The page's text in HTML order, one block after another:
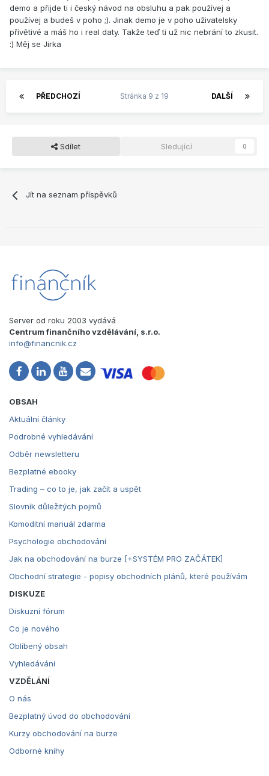
demo a přijde ti i český návod na obsluhu a pak používej a
používej a budeš v poho ;). Jinak demo je v poho uživatelsky
přívětivé a máš ho i real daty. Takže teď ti už nic nebrání to zkusit.
:) Měj se Jirka
PŘEDCHOZÍ DALŠÍ
Stránka 9 z 19
Sdílet Sledující 0
Jít na seznam příspěvků
Server od roku 2003 vydává
Centrum finančního vzdělávání, s.r.o.
info@financnik.cz
OBSAH
Aktuální články
Podrobné vyhledávání
Odběr newsletteru
Bezplatné ebooky
Trading – co to je, jak začít a uspět
Slovník důležitých pojmů
Komoditní manuál zdarma
Psychologie obchodování
Jak na obchodování na burze [+SYSTÉM PRO ZAČÁTEK]
Obchodní strategie - popisy obchodních plánů, které používám
DISKUZE
Diskuzní fórum
Co je nového
Oblíbený obsah
Vyhledávání
VZDĚLÁNÍ
O nás
Bezplatný úvod do obchodování
Kurzy obchodování na burze
Odborné knihy